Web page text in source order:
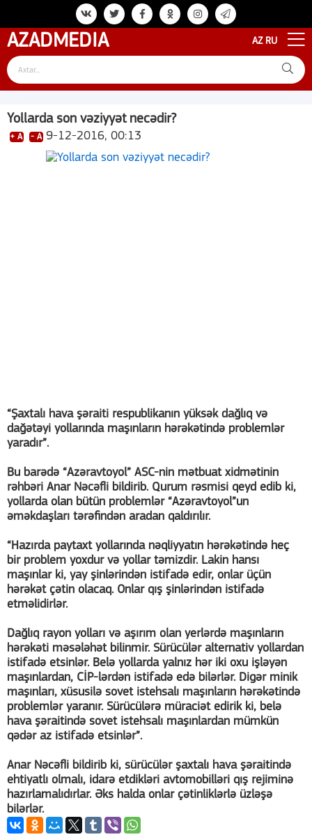
AZADMEDIA AZ RU
Yollarda son vəziyyət necədir?
+ A - A 9-12-2016, 00:13
“Şaxtalı hava şəraiti respublikanın yüksək dağlıq və
dağətəyi yollarında maşınların hərəkətində problemlər
yaradır”.
Bu barədə “Azəravtoyol” ASC-nin mətbuat xidmətinin
rəhbəri Anar Nəcəfli bildirib. Qurum rəsmisi qeyd edib ki,
yollarda olan bütün problemlər “Azəravtoyol”un
əməkdaşları tərəfindən aradan qaldırılır.
“Hazırda paytaxt yollarında nəqliyyatın hərəkətində heç
bir problem yoxdur və yollar təmizdir. Lakin hansı
maşınlar ki, yay şinlərindən istifadə edir, onlar üçün
hərəkət çətin olacaq. Onlar qış şinlərindən istifadə
etməlidirlər.
Dağlıq rayon yolları və aşırım olan yerlərdə maşınların
hərəkəti məsələhət bilinmir. Sürücülər alternativ yollardan
istifadə etsinlər. Belə yollarda yalnız hər iki oxu işləyən
maşınlardan, CİP-lərdən istifadə edə bilərlər. Digər minik
maşınları, xüsusilə sovet istehsalı maşınların hərəkətində
problemlər yaranır. Sürücülərə müraciət edirik ki, belə
hava şəraitində sovet istehsalı maşınlardan mümkün
qədər az istifadə etsinlər”.
Anar Nəcəfli bildirib ki, sürücülər şaxtalı hava şəraitində
ehtiyatlı olmalı, idarə etdikləri avtomobilləri qış rejiminə
hazırlamalıdırlar. Əks halda onlar çətinliklərlə üzləşə
bilərlər.